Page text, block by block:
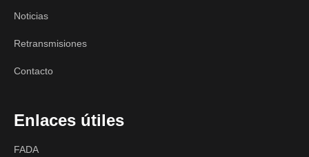
Noticias
Retransmisiones
Contacto
Enlaces útiles
FADA